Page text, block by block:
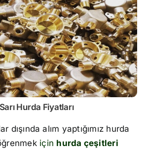
Sarı Hurda Fiyatları
dışında alım yaptığımız hurda
için hurda çeşitleri